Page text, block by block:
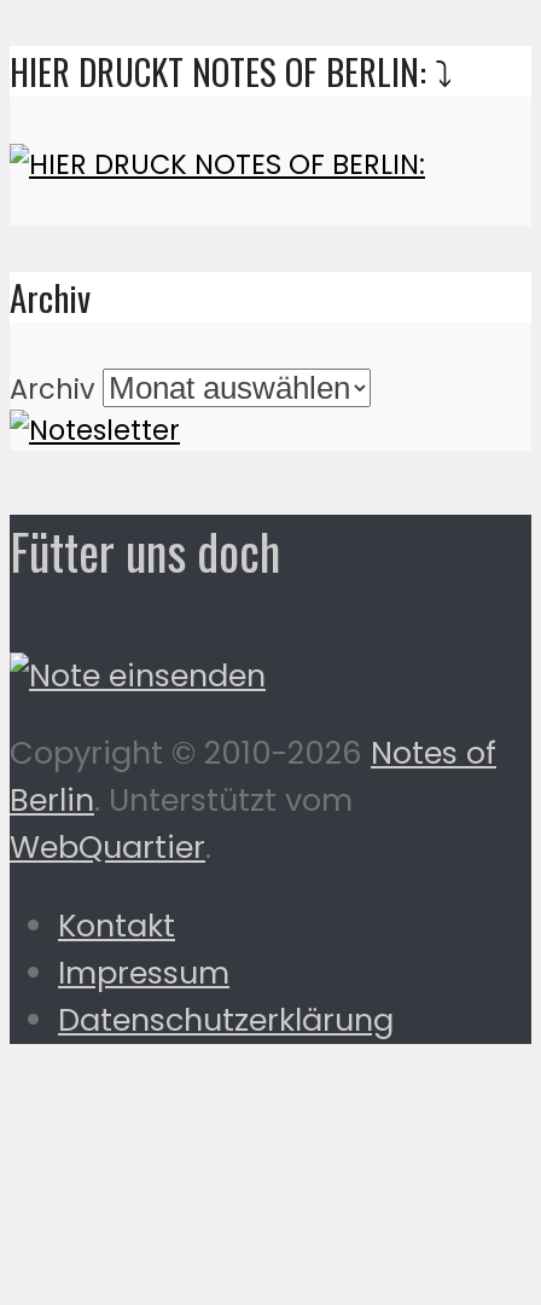
HIER DRUCKT NOTES OF BERLIN: ⤵️
Archiv
Archiv
Fütter uns doch
Copyright © 2010-2026 Notes of
Berlin. Unterstützt vom
WebQuartier.
Kontakt
Impressum
Datenschutzerklärung